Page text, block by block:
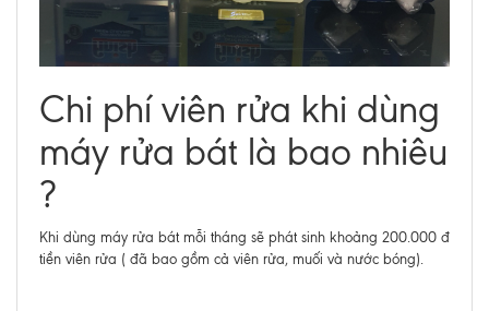
Chi phí viên rửa khi dùng
máy rửa bát là bao nhiêu
?
Khi dùng máy rửa bát mỗi tháng sẽ phát sinh khoảng 200.000 đ
tiền viên rửa ( đã bao gồm cả viên rửa, muối và nước bóng).